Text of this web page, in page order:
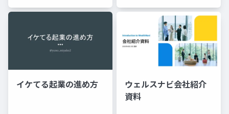
イケてる起業の進め方
ウェルスナビ会社紹介
資料